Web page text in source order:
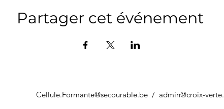
Partager cet événement
Cellule.Formante@secourable.be/ admin@croix-